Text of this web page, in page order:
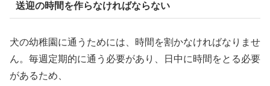
送迎の時間を作らなければならない
犬の幼稚園に通うためには、時間を割かなければなりませ
ん。毎週定期的に通う必要があり、日中に時間をとる必要
があるため、